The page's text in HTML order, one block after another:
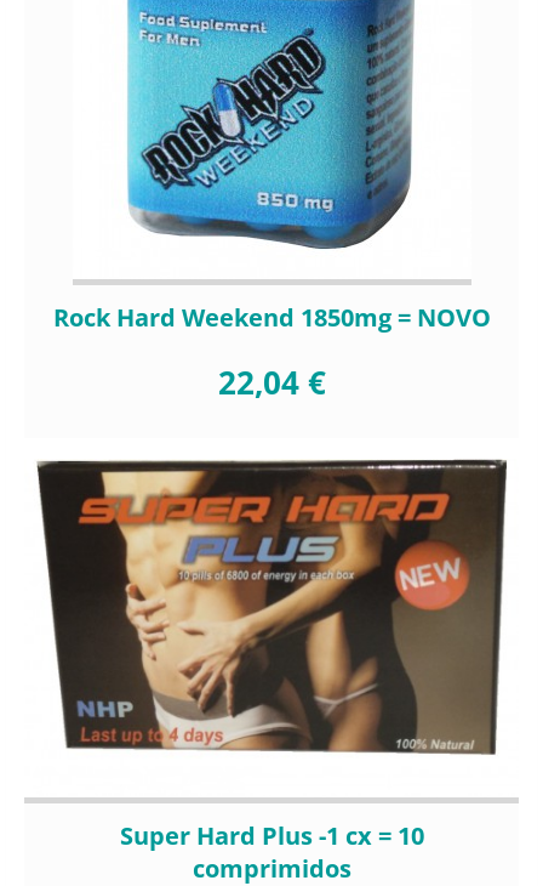
Rock Hard Weekend 1850mg = NOVO
22,04 €
Super Hard Plus -1 cx = 10
comprimidos